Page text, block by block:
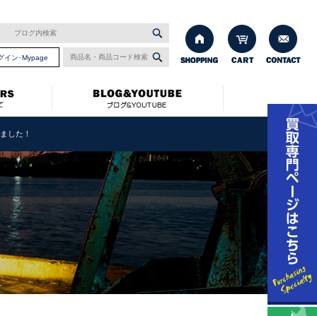
イン･Mypage
した！